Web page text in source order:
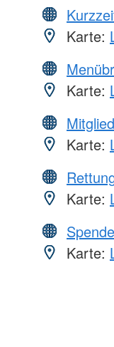
Karte:
Karte:
Karte:
Karte:
Karte: